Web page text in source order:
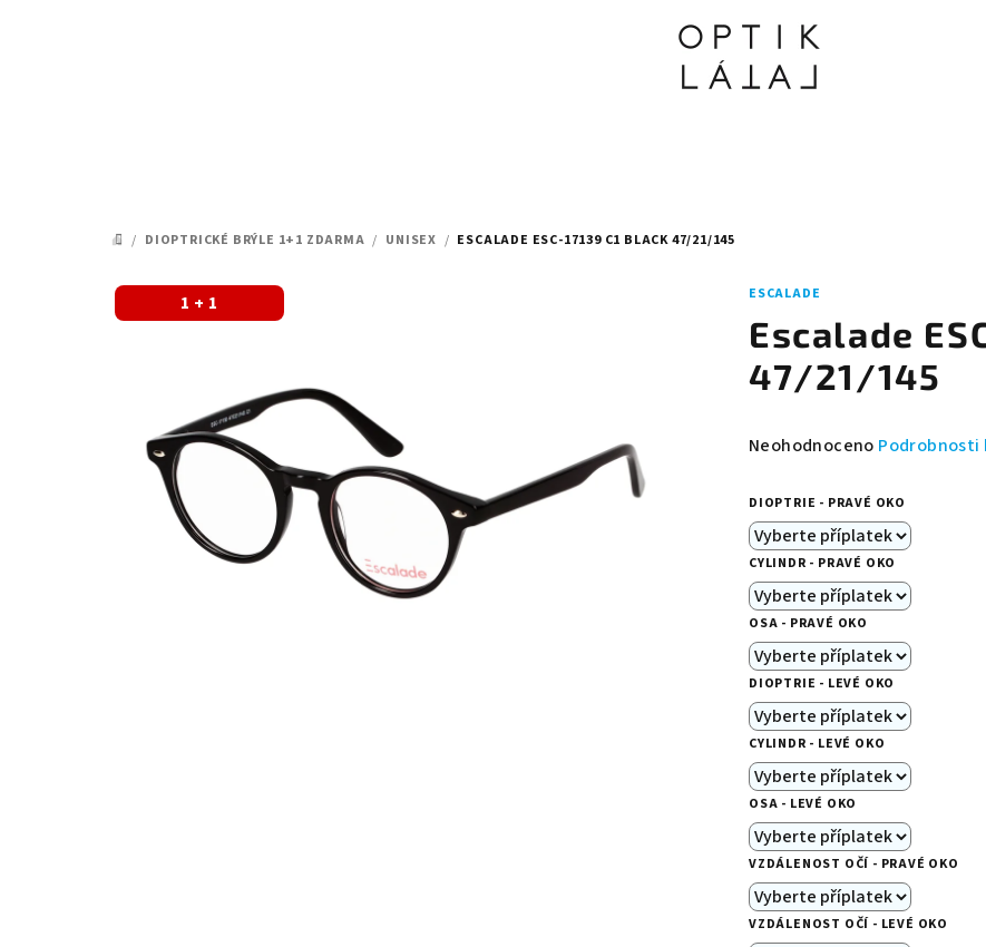
DOMŮ
/ DIOPTRICKÉ BRÝLE 1+1 ZDARMA / UNISEX / ESCALADE ESC-17139 C1 BLACK 47/21/145
ESCALADE
Escalade
47/21/145
Průměrné
produktu
je
0,0
z
5
hvězdiček.
Neohodnoceno Podrobnosti
DIOPTRIE - PRAVÉ OKO
CYLINDR - PRAVÉ OKO
OSA - PRAVÉ OKO
DIOPTRIE - LEVÉ OKO
CYLINDR - LEVÉ OKO
OSA - LEVÉ OKO
VZDÁLENOST OČÍ - PRAVÉ OKO
VZDÁLENOST OČÍ - LEVÉ OKO
1 + 1